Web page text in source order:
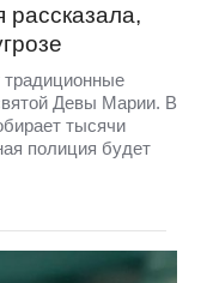
рассказала,
традиционные
Девы Марии. В
тысячи
полиция будет